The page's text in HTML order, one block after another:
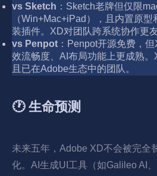
vs Sketch ：Sketch老牌但仅限
（Win+Mac+iPad），且内置原
装插件。XD对团队跨系统协作更友
vs Penpot ：Penpot开源免费，
效流畅度、AI布局功能上更成熟
且已在Adobe生态中的团队。
🕐 生命预测
未来五年，Adobe XD不会被完全
化。AI生成UI工具（如Galileo AI